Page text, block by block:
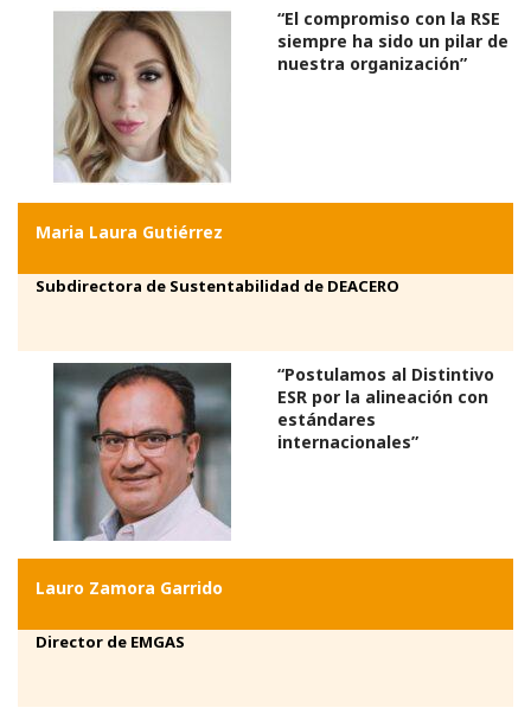
“El compromiso con la RSE
siempre ha sido un pilar de
nuestra organización”
Maria Laura Gutiérrez
Subdirectora de Sustentabilidad de DEACERO
“Postulamos al Distintivo
ESR por la alineación con
estándares
internacionales”
Lauro Zamora Garrido
Director de EMGAS